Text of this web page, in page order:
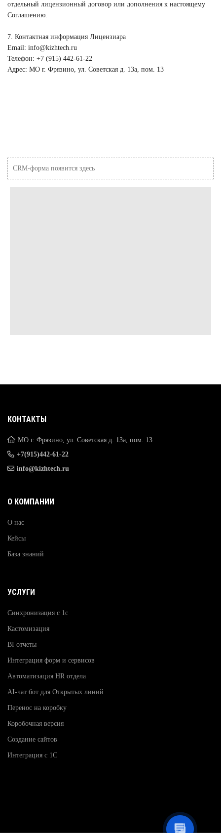
отдельный лицензионный договор или дополнения к настоящему
Соглашению.
7. Контактная информация Лицензиара
Email: info@kizhtech.ru
Телефон: +7 (915) 442-61-22
Адрес: МО г. Фрязино, ул. Советская д. 13а, пом. 13
CRM-форма появится здесь
КОНТАКТЫ
МО г. Фрязино, ул. Советская д. 13а, пом. 13
+7(915)442-61-22
info@kizhtech.ru
О КОМПАНИИ
О нас
Кейсы
База знаний
УСЛУГИ
Синхронизация с 1с
Кастомизация
BI отчеты
Интеграция форм и сервисов
Автоматизация HR отдела
AI-чат бот для Открытых линий
Перенос на коробку
Коробочная версия
Создание сайтов
Интеграция с 1С